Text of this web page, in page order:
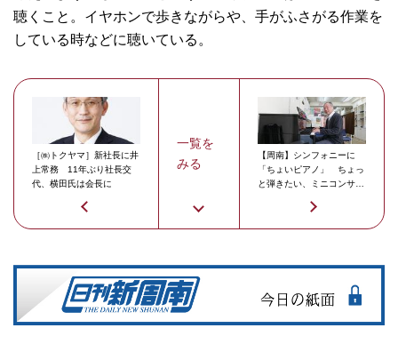
聴くこと。イヤホンで歩きながらや、手がふさがる作業を
している時などに聴いている。
［㈱トクヤマ］新社長に井
上常務 11年ぶり社長交
代、横田氏は会長に
一覧を
みる
【周南】シンフォニーに
「ちょいピアノ」 ちょっ
と弾きたい、ミニコンサー